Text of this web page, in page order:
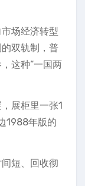
场经济转型
双轨制，普
这种“一国两
展柜里一张1
1988年版的
短、回收彻